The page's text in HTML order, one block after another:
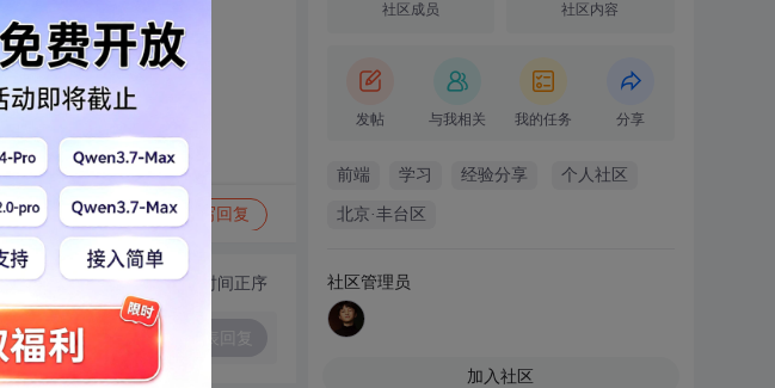
写回复
切换为时间正序
社区成员 社区内容
发帖 与我相关 我的任务 分享
前端 学习 经验分享 个人社区
北京·丰台区
社区管理员
加入社区